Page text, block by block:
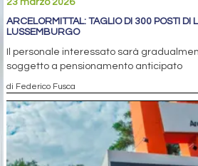
23 marzo 2026
ARCELORMITTAL: TAGLIO DI 300 POSTI DI
LUSSEMBURGO
Il personale interessato sarà
soggetto a pensionamento anticipato
di Federico Fusca